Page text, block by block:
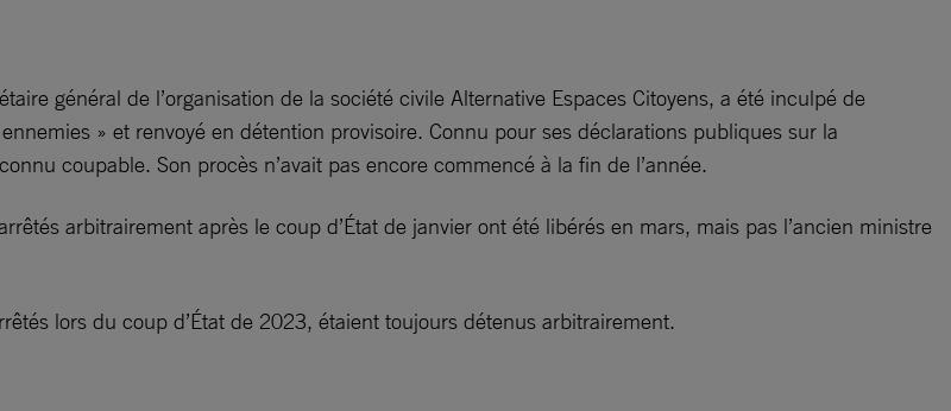
général de l’organisation de la société civile Alternative Espaces Citoyens, a été inculpé de
» et renvoyé en détention provisoire. Connu pour ses déclarations publiques sur la
coupable. Son procès n’avait pas encore commencé à la fin de l’année.
arbitrairement après le coup d’État de janvier ont été libérés en mars, mais pas l’ancien ministre
lors du coup d’État de 2023, étaient toujours détenus arbitrairement.